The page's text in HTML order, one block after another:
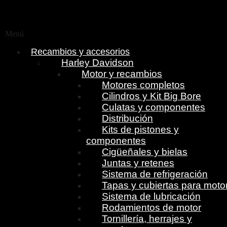
Menú
Recambios y accesorios
Harley Davidson
Motor y recambios
Motores completos
Cilindros y Kit Big Bore
Culatas y componentes
Distribución
Kits de pistones y
componentes
Cigüeñales y bielas
Juntas y retenes
Sistema de refrigeración
Tapas y cubiertas para
Sistema de lubricación
Rodamientos de motor
Tornillería, herrajes y